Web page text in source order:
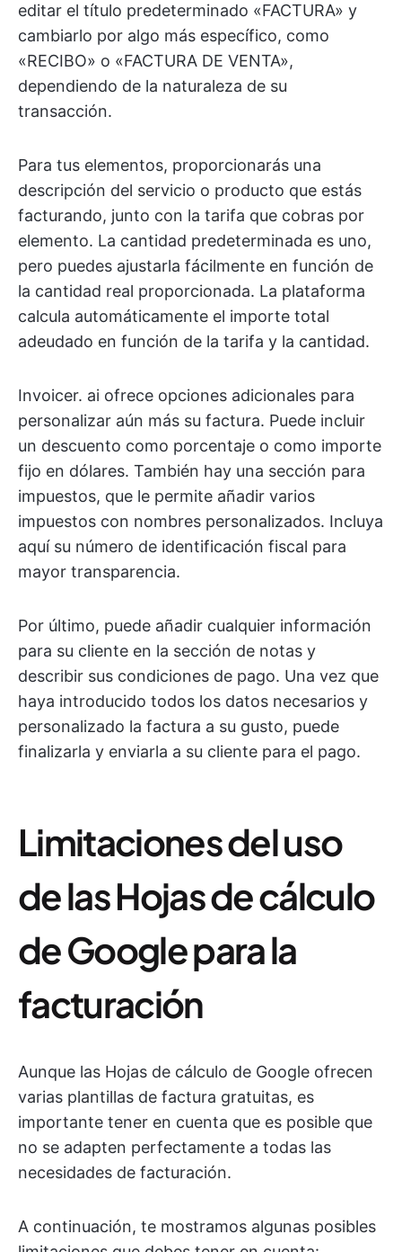
editar el título predeterminado «FACTURA» y
cambiarlo por algo más específico, como
«RECIBO» o «FACTURA DE VENTA»,
dependiendo de la naturaleza de su
transacción.
Para tus elementos, proporcionarás una
descripción del servicio o producto que estás
facturando, junto con la tarifa que cobras por
elemento. La cantidad predeterminada es uno,
pero puedes ajustarla fácilmente en función de
la cantidad real proporcionada. La plataforma
calcula automáticamente el importe total
adeudado en función de la tarifa y la cantidad.
Invoicer. ai ofrece opciones adicionales para
personalizar aún más su factura. Puede incluir
un descuento como porcentaje o como importe
fijo en dólares. También hay una sección para
impuestos, que le permite añadir varios
impuestos con nombres personalizados. Incluya
aquí su número de identificación fiscal para
mayor transparencia.
Por último, puede añadir cualquier información
para su cliente en la sección de notas y
describir sus condiciones de pago. Una vez que
haya introducido todos los datos necesarios y
personalizado la factura a su gusto, puede
finalizarla y enviarla a su cliente para el pago.
Limitaciones del uso
de las Hojas de cálculo
de Google para la
facturación
Aunque las Hojas de cálculo de Google ofrecen
varias plantillas de factura gratuitas, es
importante tener en cuenta que es posible que
no se adapten perfectamente a todas las
necesidades de facturación.
A continuación, te mostramos algunas posibles